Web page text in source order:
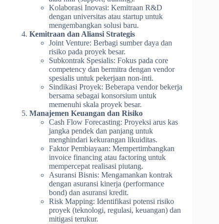
Kolaborasi Inovasi: Kemitraan R&D
dengan universitas atau startup untuk
mengembangkan solusi baru.
Kemitraan dan Aliansi Strategis
Joint Venture: Berbagi sumber daya dan
risiko pada proyek besar.
Subkontrak Spesialis: Fokus pada core
competency dan bermitra dengan vendor
spesialis untuk pekerjaan non-inti.
Sindikasi Proyek: Beberapa vendor bekerja
bersama sebagai konsorsium untuk
memenuhi skala proyek besar.
Manajemen Keuangan dan Risiko
Cash Flow Forecasting: Proyeksi arus kas
jangka pendek dan panjang untuk
menghindari kekurangan likuiditas.
Faktor Pembiayaan: Mempertimbangkan
invoice financing atau factoring untuk
mempercepat realisasi piutang.
Asuransi Bisnis: Mengamankan kontrak
dengan asuransi kinerja (performance
bond) dan asuransi kredit.
Risk Mapping: Identifikasi potensi risiko
proyek (teknologi, regulasi, keuangan) dan
mitigasi terukur.